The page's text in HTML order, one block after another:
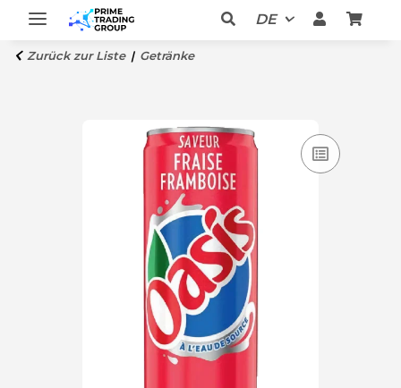
DE
Zurück zur Liste Getränke